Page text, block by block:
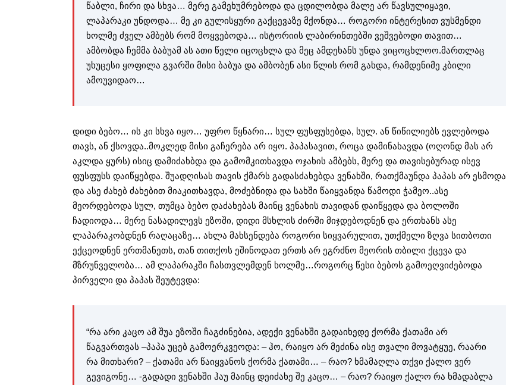
წაბლი, ჩირი და სხვა… მერე გამეხუმრებოდა და ცდილობდა მალე არ წავსულიყავი,
ლაპარაკი უნდოდა… მე კი გულისყური გაქცევაზე მქონდა… როგორი ინტერესით ვუსმენდი
ხოლმე ძველ ამბებს რომ მოყვებოდა… ისტორიის ლაბირინთებში ვეშვებოდი თავით…
ამბობდა ჩემმა ბაბუამ ას ათი წელი იცოცხლა და მეც ამდეხანს უნდა ვიცოცხლოო.მართლაც
უხუცესი ყოფილა გვარში მისი ბაბუა და ამბობენ ასი წლის რომ გახდა, რამდენიმე კბილი
ამოუვიდაო…
დიდი ბებო… ის კი სხვა იყო… უფრო წყნარი… სულ ფუსფუსებდა, სულ. ან წიწილიებს ევლებოდა
თავს, ან ქსოვდა..მოკლედ მისი გაჩერება არ იყო. პაპასავით, როცა დამინახავდა (ოღონდ მას არ
აკლდა ყურს) ისიც დამიძახბდა და გამომკითხავდა ოჯახის ამბებს, მერე და თავისებურად ისევ
ფუსფუსს დაიწყებდა. შუადღისას თავის ქმარს გადასძახებდა ვენახში, რათქმაუნდა პაპას არ ესმოდა
და ასე ძახებ ძახებით მიაკითხავდა, მოძებნიდა და სახში წაიყვანდა წამოდი ჭამეო..ასე
მეორდებოდა სულ, თუმცა ბებო დაძახებას მაინც ვენახის თავიდან დაიწყედა და ბოლოში
ჩადიოდა… მერე ნასადილევს ეზოში, დიდი მსხლის ძირში მიჯდებოდნენ და ერთხანს ასე
ლაპარაკობდნენ რაღაცაზე… ახლა მახსენდება როგორი სიყვარულით, უთქმელი ზღვა სითბოთი
ექცეოდნენ ერთმანეთს, თან თითქოს ეშინოდათ ერთს არ ეგრძნო მეორის თბილი ქცევა და
მზრუნველობა… ამ ლაპარაკში ჩასთვლემდენ ხოლმე…როგორც წესი ბებოს გამოეღვიძებოდა
პირველი და პაპას შეუტევდა:
“რა არი კაცო ამ შუა ეზოში ჩაგძინებია, ადექი ვენახში გადაიხედე ქორმა ქათამი არ
წაგვართვას –პაპა უცებ გამოერკვეოდა: – ჰო, რაიყო არ მეძინა ისე თვალი მოვატყუე, რაარი
რა მითხარი? – ქათამი არ წაიყვანოს ქორმა ქათამი… – რაო? ხმამაღლა თქვი ქალო ვერ
გევიგონე… -გადადი ვენახში ჰაუ მაინც დეიძახე შე კაცო… – რაო? რაიყო ქალო რა ხმადაბლა